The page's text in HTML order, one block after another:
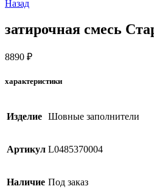
Назад
затирочная смесь
8890 ₽
характеристики
Изделие Шовные заполнители
Артикул L0485370004
Наличие Под заказ